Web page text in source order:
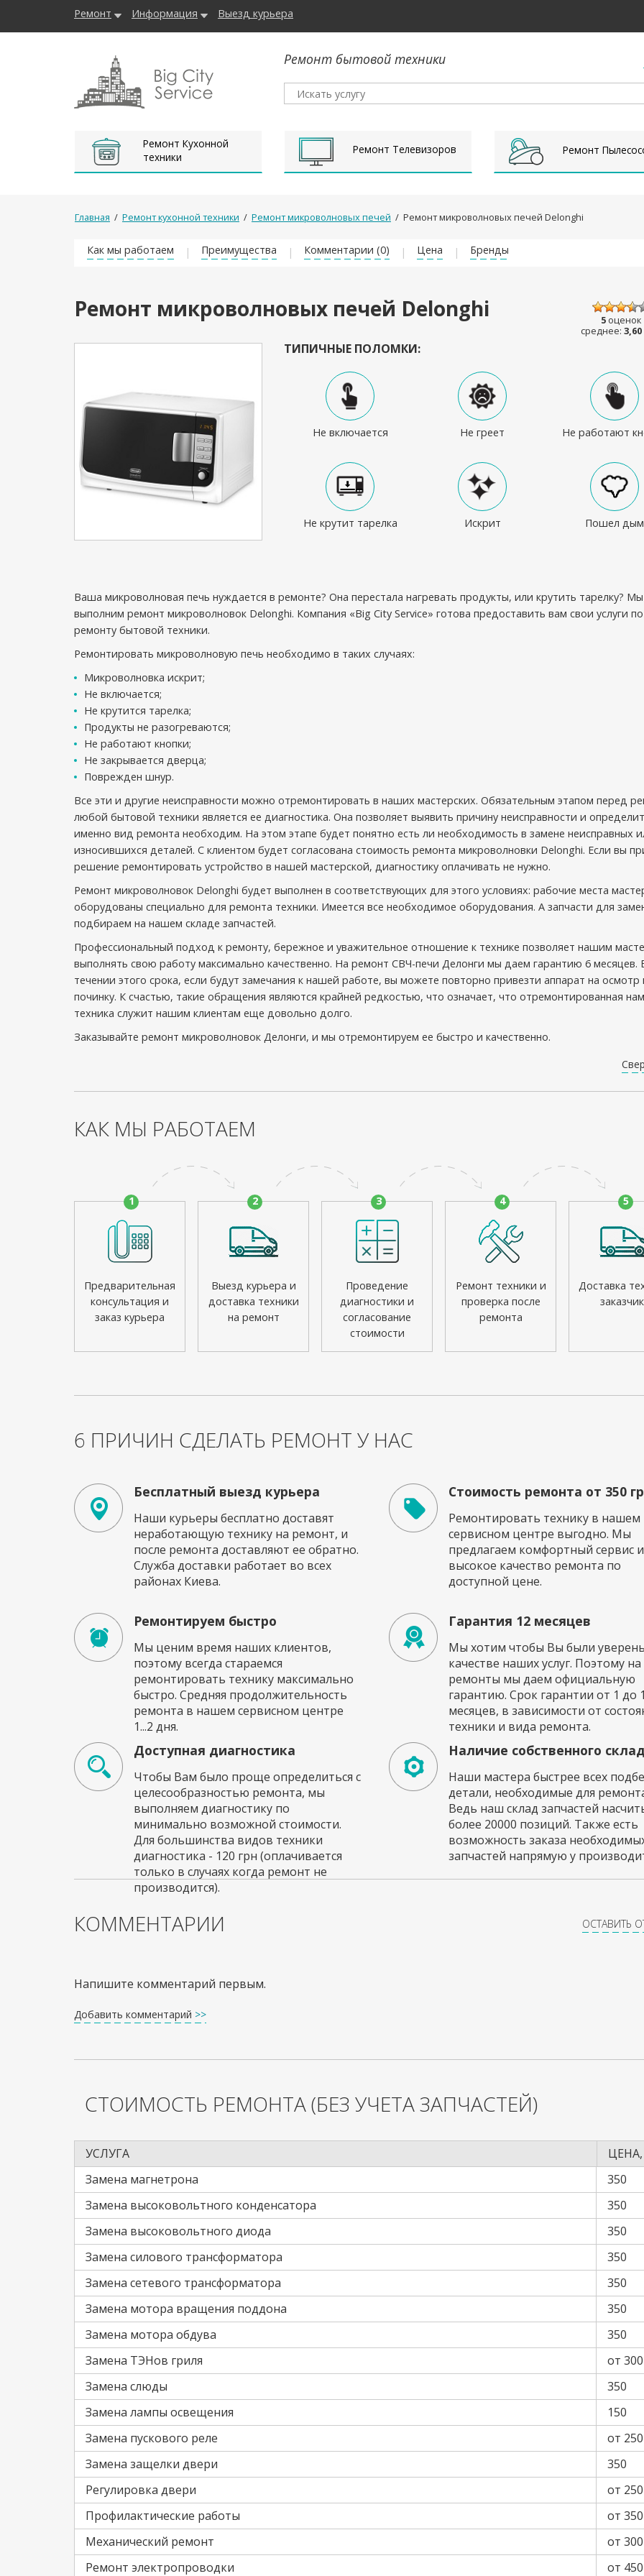
Ремонт Информация Выезд курьера
Ремонт бытовой техники
Ремонт Кухонной
техники
Ремонт Телевизоров Ремонт
Главная / Ремонт кухонной техники / Ремонт микроволновых печей / Ремонт микроволновых печей Delonghi
Как мы работаем Преимущества Комментарии (0) Цена Бренды
Ремонт микроволновых печей Delonghi 5 оценок
среднее: 3,60
ТИПИЧНЫЕ ПОЛОМКИ:
Не включается Не греет Не работают
Не крутит тарелка Искрит Пошел дым
Ваша микроволновая печь нуждается в ремонте? Она перестала нагревать продукты, или крутить тарелку? Мы
выполним ремонт микроволновок Delonghi. Компания «Big City Service» готова предоставить вам свои услуги по
ремонту бытовой техники.
Ремонтировать микроволновую печь необходимо в таких случаях:
Микроволновка искрит;
Не включается;
Не крутится тарелка;
Продукты не разогреваются;
Не работают кнопки;
Не закрывается дверца;
Поврежден шнур.
Все эти и другие неисправности можно отремонтировать в наших мастерских. Обязательным этапом перед
любой бытовой техники является ее диагностика. Она позволяет выявить причину неисправности и
именно вид ремонта необходим. На этом этапе будет понятно есть ли необходимость в замене неисправных
износившихся деталей. С клиентом будет согласована стоимость ремонта микроволновки Delonghi. Если вы
решение ремонтировать устройство в нашей мастерской, диагностику оплачивать не нужно.
Ремонт микроволновок Delonghi будет выполнен в соответствующих для этого условиях: рабочие места
оборудованы специально для ремонта техники. Имеется все необходимое оборудования. А запчасти для
подбираем на нашем складе запчастей.
Профессиональный подход к ремонту, бережное и уважительное отношение к технике позволяет нашим
выполнять свою работу максимально качественно. На ремонт СВЧ-печи Делонги мы даем гарантию 6 месяцев.
течении этого срока, если будут замечания к нашей работе, вы можете повторно привезти аппарат на осмотр
починку. К счастью, такие обращения являются крайней редкостью, что означает, что отремонтированная
техника служит нашим клиентам еще довольно долго.
Заказывайте ремонт микроволновок Делонги, и мы отремонтируем ее быстро и качественно.
КАК МЫ РАБОТАЕМ
1
Предварительная
консультация и
заказ курьера
2
Выезд курьера и
доставка техники
на ремонт
3
Проведение
диагностики и
согласование
стоимости
4
Ремонт техники и
проверка после
ремонта
5
Доставка
6 ПРИЧИН СДЕЛАТЬ РЕМОНТ У НАС
Бесплатный выезд курьера
Наши курьеры бесплатно доставят
неработающую технику на ремонт, и
после ремонта доставляют ее обратно.
Служба доставки работает во всех
районах Киева.
Стоимость ремонта от 350
Ремонтировать технику в нашем
сервисном центре выгодно. Мы
предлагаем комфортный сервис и
высокое качество ремонта по
доступной цене.
Ремонтируем быстро
Мы ценим время наших клиентов,
поэтому всегда стараемся
ремонтировать технику максимально
быстро. Средняя продолжительность
ремонта в нашем сервисном центре
1...2 дня.
Гарантия 12 месяцев
Мы хотим чтобы Вы были
качестве наших услуг. Поэтому на
ремонты мы даем официальную
гарантию. Срок гарантии от 1 до
месяцев, в зависимости от
техники и вида ремонта.
Доступная диагностика
Чтобы Вам было проще определиться с
целесообразностью ремонта, мы
выполняем диагностику по
минимально возможной стоимости.
Для большинства видов техники
диагностика - 120 грн (оплачивается
только в случаях когда ремонт не
производится).
Наличие собственного
Наши мастера быстрее всех
детали, необходимые для
Ведь наш склад запчастей
более 20000 позиций. Также есть
возможность заказа
запчастей напрямую у
КОММЕНТАРИИ ОСТАВИТЬ
Напишите комментарий первым.
Добавить комментарий >>
СТОИМОСТЬ РЕМОНТА(БЕЗ УЧЕТА ЗАПЧАСТЕЙ)
УСЛУГА
Замена магнетрона
350
Замена высоковольтного конденсатора
350
Замена высоковольтного диода
350
Замена силового трансформатора
350
Замена сетевого трансформатора
350
Замена мотора вращения поддона
350
Замена мотора обдува
350
Замена ТЭНов гриля
от 300
Замена слюды
350
Замена лампы освещения
150
Замена пускового реле
от 250
Замена защелки двери
350
Регулировка двери
от 250
Профилактические работы
от 350
Механический ремонт
от 300
Ремонт электропроводки
от 450